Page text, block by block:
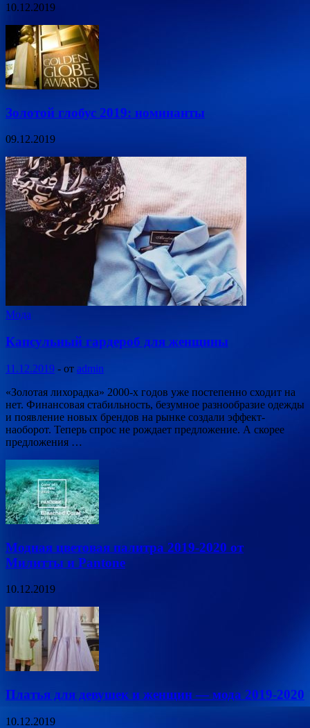
10.12.2019
Золотой глобус 2019: номинанты
09.12.2019
Мода
Капсульный гардероб для женщины
11.12.2019 - от admin
«Золотая лихорадка» 2000-х годов уже постепенно сходит на
нет. Финансовая стабильность, безумное разнообразие одежды
и появление новых брендов на рынке создали эффект-
наоборот. Теперь спрос не рождает предложение. А скорее
предложения …
Модная цветовая палитра 2019-2020 от
Милитты и Pantone
10.12.2019
Платья для девушек и женщин — мода 2019-2020
10.12.2019